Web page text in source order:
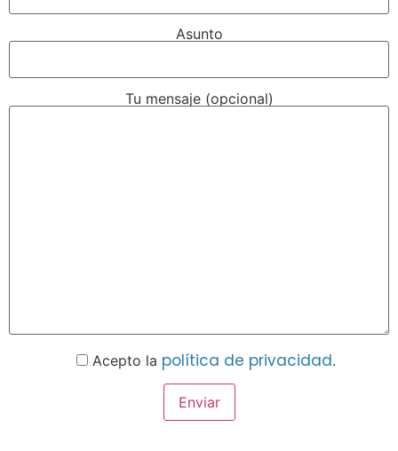
Asunto
Tu mensaje (opcional)
Acepto la política de privacidad.